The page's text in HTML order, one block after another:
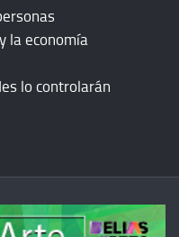
la economía
lo controlarán